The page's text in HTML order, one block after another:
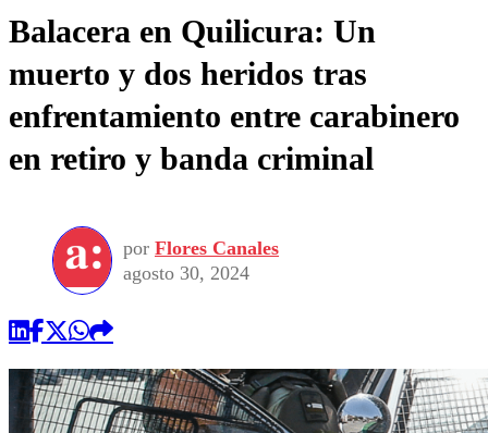
Balacera en Quilicura: Un
muerto y dos heridos tras
enfrentamiento entre carabinero
en retiro y banda criminal
por Flores Canales
agosto 30, 2024